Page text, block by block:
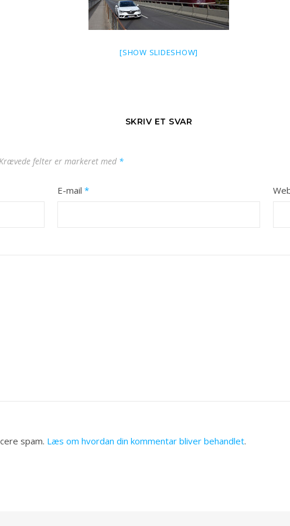
[SHOW SLIDESHOW]
SKRIV ET SVAR
felter er markeret med *
E-mail*
spam. Læs om hvordan din kommentar bliver behandlet.